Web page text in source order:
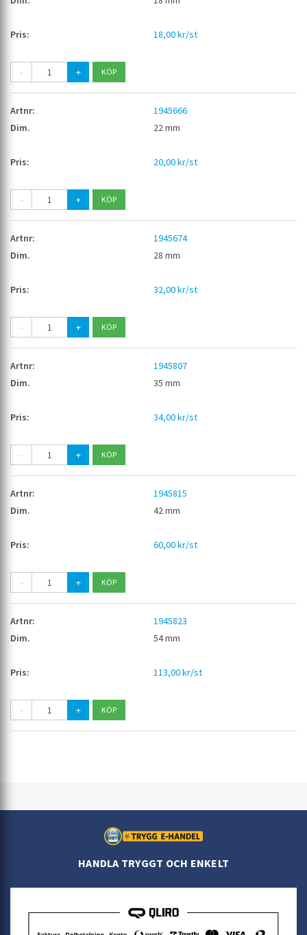
18,00 kr/st
- +
1945666
22 mm
20,00 kr/st
- +
1945674
28 mm
32,00 kr/st
- +
1945807
35 mm
34,00 kr/st
- +
1945815
42 mm
60,00 kr/st
- +
1945823
54 mm
113,00 kr/st
- +
HANDLA TRYGGT OCH ENKELT